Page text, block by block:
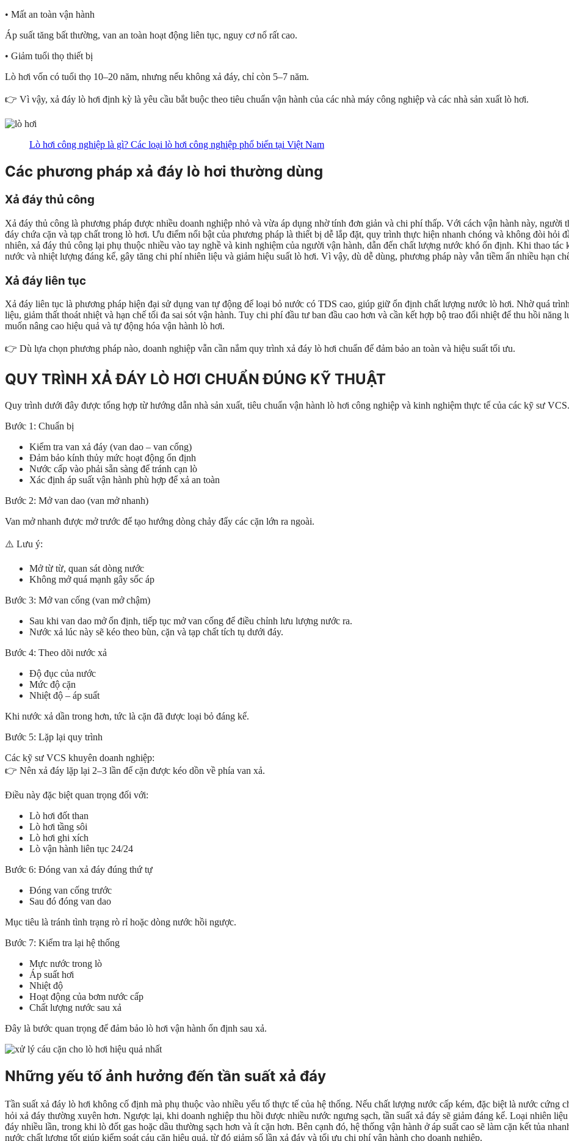
• Mất an toàn vận hành
Áp suất tăng bất thường, van an toàn hoạt động liên tục, nguy cơ nổ rất cao.
• Giảm tuổi thọ thiết bị
Lò hơi vốn có tuổi thọ 10–20 năm, nhưng nếu không xả đáy, chỉ còn 5–7 năm.
👉 Vì vậy, xả đáy lò hơi định kỳ là yêu cầu bắt buộc theo tiêu chuẩn vận hành của các nhà máy công nghiệp và các nhà sản xuất lò hơi.
Lò hơi công nghiệp là gì? Các loại lò hơi công nghiệp phổ biến tại Việt Nam
Các phương pháp xả đáy lò hơi thường dùng
Xả đáy thủ công
Xả đáy thủ công là phương pháp được nhiều doanh nghiệp nhỏ và vừa áp dụng nhờ tính đơn giản và chi phí thấp. Với cách vận hành này,
đáy chứa cặn và tạp chất trong lò hơi. Ưu điểm nổi bật của phương pháp là thiết bị dễ lắp đặt, quy trình thực hiện nhanh chóng và không đòi hỏi
nhiên, xả đáy thủ công lại phụ thuộc nhiều vào tay nghề và kinh nghiệm của người vận hành, dẫn đến chất lượng nước khó ổn định. Khi thao
nước và nhiệt lượng đáng kể, gây tăng chi phí nhiên liệu và giảm hiệu suất lò hơi. Vì vậy, dù dễ dùng, phương pháp này vẫn tiềm ẩn nhiều hạn
Xả đáy liên tục
Xả đáy liên tục là phương pháp hiện đại sử dụng van tự động để loại bỏ nước có TDS cao, giúp giữ ổn định chất lượng nước lò hơi. Nhờ quá
liệu, giảm thất thoát nhiệt và hạn chế tối đa sai sót vận hành. Tuy chi phí đầu tư ban đầu cao hơn và cần kết hợp bộ trao đổi nhiệt để thu hồi
muốn nâng cao hiệu quả và tự động hóa vận hành lò hơi.
👉 Dù lựa chọn phương pháp nào, doanh nghiệp vẫn cần nắm quy trình xả đáy lò hơi chuẩn để đảm bảo an toàn và hiệu suất tối ưu.
QUY TRÌNH XẢ ĐÁY LÒ HƠI CHUẨN ĐÚNG KỸ THUẬT
Quy trình dưới đây được tổng hợp từ hướng dẫn nhà sản xuất, tiêu chuẩn vận hành lò hơi công nghiệp và kinh nghiệm thực tế của các kỹ sư VCS.
Bước 1: Chuẩn bị
Kiểm tra van xả đáy (van dao – van cống)
Đảm bảo kính thủy mức hoạt động ổn định
Nước cấp vào phải sẵn sàng để tránh cạn lò
Xác định áp suất vận hành phù hợp để xả an toàn
Bước 2: Mở van dao (van mở nhanh)
Van mở nhanh được mở trước để tạo hướng dòng chảy đẩy các cặn lớn ra ngoài.
⚠️ Lưu ý:
Mở từ từ, quan sát dòng nước
Không mở quá mạnh gây sốc áp
Bước 3: Mở van cống (van mở chậm)
Sau khi van dao mở ổn định, tiếp tục mở van cống để điều chỉnh lưu lượng nước ra.
Nước xả lúc này sẽ kéo theo bùn, cặn và tạp chất tích tụ dưới đáy.
Bước 4: Theo dõi nước xả
Độ đục của nước
Mức độ cặn
Nhiệt độ – áp suất
Khi nước xả dần trong hơn, tức là cặn đã được loại bỏ đáng kể.
Bước 5: Lặp lại quy trình
Các kỹ sư VCS khuyên doanh nghiệp:
👉 Nên xả đáy lặp lại 2–3 lần để cặn được kéo dồn về phía van xả.
Điều này đặc biệt quan trọng đối với:
Lò hơi đốt than
Lò hơi tầng sôi
Lò hơi ghi xích
Lò vận hành liên tục 24/24
Bước 6: Đóng van xả đáy đúng thứ tự
Đóng van cống trước
Sau đó đóng van dao
Mục tiêu là tránh tình trạng rò rỉ hoặc dòng nước hồi ngược.
Bước 7: Kiểm tra lại hệ thống
Mực nước trong lò
Áp suất hơi
Nhiệt độ
Hoạt động của bơm nước cấp
Chất lượng nước sau xả
Đây là bước quan trọng để đảm bảo lò hơi vận hành ổn định sau xả.
Những yếu tố ảnh hưởng đến tần suất xả đáy
Tần suất xả đáy lò hơi không cố định mà phụ thuộc vào nhiều yếu tố thực tế của hệ thống. Nếu chất lượng nước cấp kém, đặc biệt là nước cứng
hỏi xả đáy thường xuyên hơn. Ngược lại, khi doanh nghiệp thu hồi được nhiều nước ngưng sạch, tần suất xả đáy sẽ giảm đáng kể. Loại nhiên
đáy nhiều lần, trong khi lò đốt gas hoặc dầu thường sạch hơn và ít cặn hơn. Bên cạnh đó, hệ thống vận hành ở áp suất cao sẽ làm cặn kết tủa
nước chất lượng tốt giúp kiểm soát cáu cặn hiệu quả, từ đó giảm số lần xả đáy và tối ưu chi phí vận hành cho doanh nghiệp.